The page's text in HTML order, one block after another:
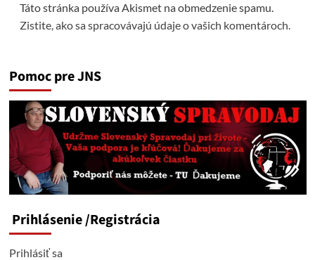
Táto stránka používa Akismet na obmedzenie spamu.
Zistite, ako sa spracovávajú údaje o vašich komentároch.
Pomoc pre JNS
Prihlásenie/Registrácia
Prihlásiť sa